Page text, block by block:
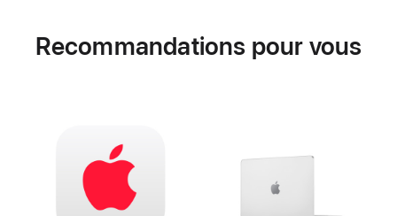
Recommandations pour vous